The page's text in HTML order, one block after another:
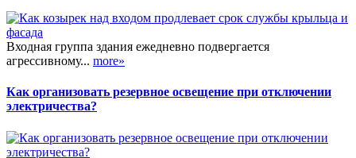
Входная группа здания ежедневно подвергается
агрессивному... more»
Как организовать резервное освещение при отключении
электричества?